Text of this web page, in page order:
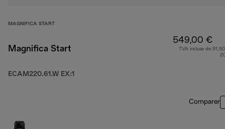
MAGNIFICA START
Magnifica Start
ECAM220.61.W EX:1
549,00 €
TVA incluse de
Comparer